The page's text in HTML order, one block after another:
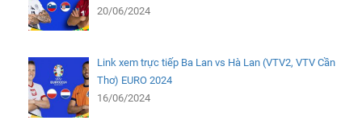
20/06/2024
Link xem trực tiếp Ba Lan vs Hà Lan (VTV2, VTV Cần
Thơ) EURO 2024
16/06/2024